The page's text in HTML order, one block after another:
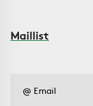
Maillist